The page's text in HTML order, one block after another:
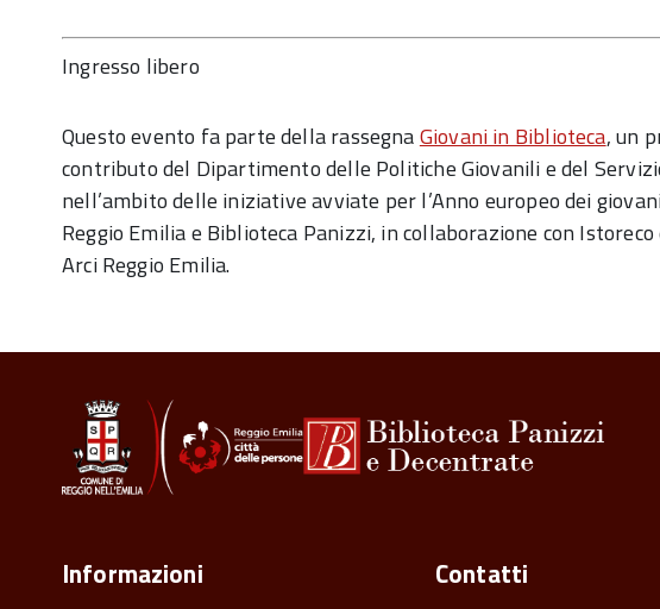
Ingresso libero
Questo evento fa parte della rassegnaGiovani in Biblioteca, un
contributo del Dipartimento delle Politiche Giovanili e del
nell’ambito delle iniziative avviate per l’Anno europeo dei
Reggio Emilia e Biblioteca Panizzi, in collaborazione con
Arci Reggio Emilia.
Informazioni Contatti